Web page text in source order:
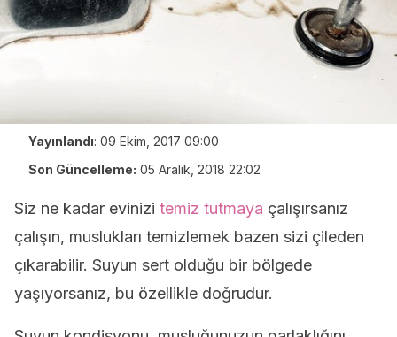
Yayınlandı: 09 Ekim, 2017 09:00
Son Güncelleme: 05 Aralık, 2018 22:02
Siz ne kadar evinizi temiz tutmaya çalışırsanız
çalışın, muslukları temizlemek bazen sizi çileden
çıkarabilir. Suyun sert olduğu bir bölgede
yaşıyorsanız, bu özellikle doğrudur.